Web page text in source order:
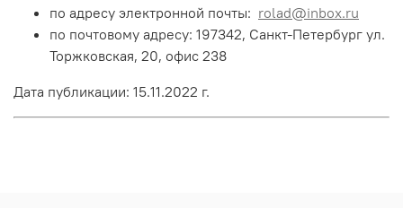
по адресу электронной почты: rolad@inbox.ru
по почтовому адресу: 197342, Санкт-Петербург ул.
Торжковская, 20, офис 238
Дата публикации: 15.11.2022 г.